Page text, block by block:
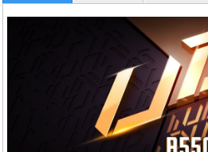
服務
退換貨